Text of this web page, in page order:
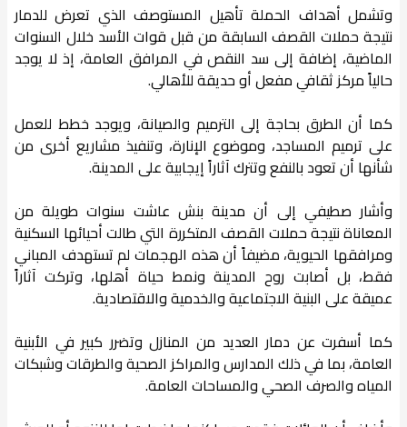
وتشمل أهداف الحملة تأهيل المستوصف الذي تعرض للدمار
نتيجة حملات القصف السابقة من قبل قوات الأسد خلال السنوات
الماضية، إضافة إلى سد النقص في المرافق العامة، إذ لا يوجد
حالياً مركز ثقافي مفعل أو حديقة للأهالي.
كما أن الطرق بحاجة إلى الترميم والصيانة، ويوجد خطط للعمل
على ترميم المساجد، وموضوع الإنارة، وتنفيذ مشاريع أخرى من
شأنها أن تعود بالنفع وتترك آثاراً إيجابية على المدينة.
وأشار صطيفي إلى أن مدينة بنش عاشت سنوات طويلة من
المعاناة نتيجة حملات القصف المتكررة التي طالت أحيائها السكنية
ومرافقها الحيوية، مضيفاً أن هذه الهجمات لم تستهدف المباني
فقط، بل أصابت روح المدينة ونمط حياة أهلها، وتركت آثاراً
عميقة على البنية الاجتماعية والخدمية والاقتصادية.
كما أسفرت عن دمار العديد من المنازل وتضرر كبير في الأبنية
العامة، بما في ذلك المدارس والمراكز الصحية والطرقات وشبكات
المياه والصرف الصحي والمساحات العامة.